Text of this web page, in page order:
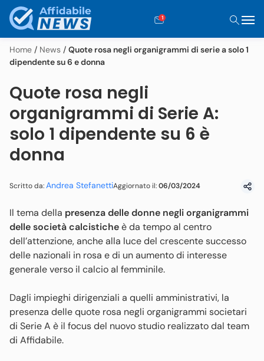
1
Home / News / Quote rosa negli organigrammi di serie a solo 1
dipendente su 6 e donna
Quote rosa negli
organigrammi di Serie A:
solo 1 dipendente su 6 è
donna
Scritto da:Andrea StefanettiAggiornato il:06/03/2024
Il tema della presenza delle donne negli organigrammi
delle società calcisticheè da tempo al centro
dell’attenzione, anche alla luce del crescente successo
delle nazionali in rosa e di un aumento di interesse
generale verso il calcio al femminile.
Dagli impieghi dirigenziali a quelli amministrativi, la
presenza delle quote rosa negli organigrammi societari
di Serie A è il focus del nuovo studio realizzato dal team
di Affidabile.